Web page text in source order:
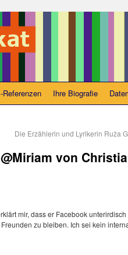
Referenzen Ihre Biografie
Die Erzählerin und Lyrikerin Ruža
von
mir, dass er Facebook
zu bleiben. Ich sei kein